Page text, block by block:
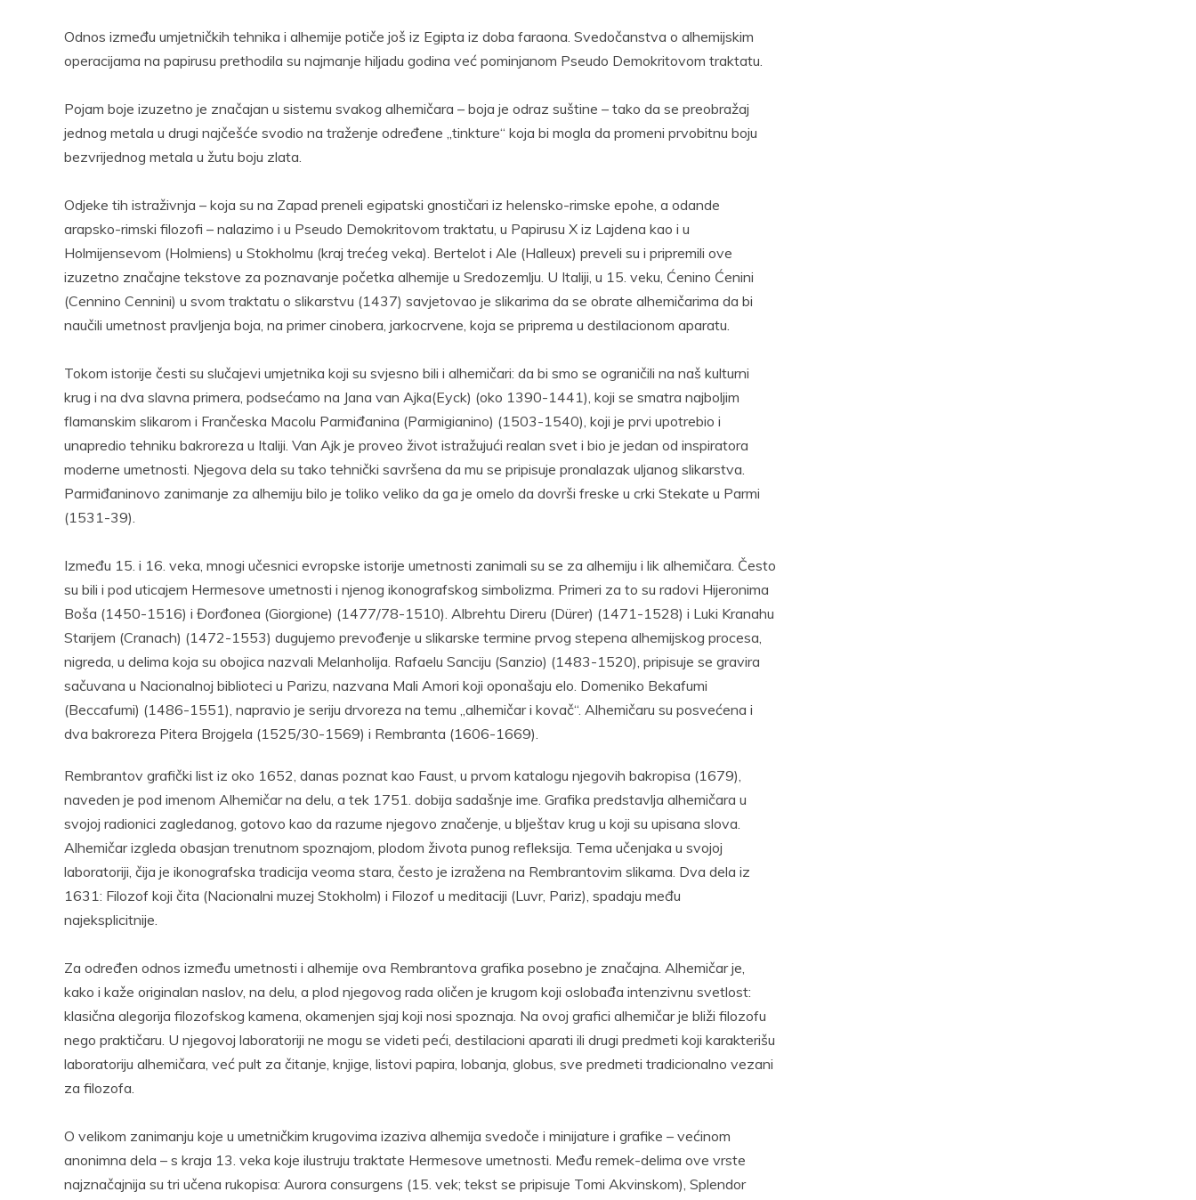
Odnos između umjetničkih tehnika i alhemije potiče još iz Egipta iz doba faraona. Svedočanstva o alhemijskim
operacijama na papirusu prethodila su najmanje hiljadu godina već pominjanom Pseudo Demokritovom traktatu.
Pojam boje izuzetno je značajan u sistemu svakog alhemičara – boja je odraz suštine – tako da se preobražaj
jednog metala u drugi najčešće svodio na traženje određene „tinkture“ koja bi mogla da promeni prvobitnu boju
bezvrijednog metala u žutu boju zlata.
Odjeke tih istraživnja – koja su na Zapad preneli egipatski gnostičari iz helensko-rimske epohe, a odande
arapsko-rimski filozofi – nalazimo i u Pseudo Demokritovom traktatu, u Papirusu X iz Lajdena kao i u
Holmijensevom (Holmiens) u Stokholmu (kraj trećeg veka). Bertelot i Ale (Halleux) preveli su i pripremili ove
izuzetno značajne tekstove za poznavanje početka alhemije u Sredozemlju. U Italiji, u 15. veku, Ćenino Ćenini
(Cennino Cennini) u svom traktatu o slikarstvu (1437) savjetovao je slikarima da se obrate alhemičarima da bi
naučili umetnost pravljenja boja, na primer cinobera, jarkocrvene, koja se priprema u destilacionom aparatu.
Tokom istorije česti su slučajevi umjetnika koji su svjesno bili i alhemičari: da bi smo se ograničili na naš kulturni
krug i na dva slavna primera, podsećamo na Jana van Ajka(Eyck) (oko 1390-1441), koji se smatra najboljim
flamanskim slikarom i Frančeska Macolu Parmiđanina (Parmigianino) (1503-1540), koji je prvi upotrebio i
unapredio tehniku bakroreza u Italiji. Van Ajk je proveo život istražujući realan svet i bio je jedan od inspiratora
moderne umetnosti. Njegova dela su tako tehnički savršena da mu se pripisuje pronalazak uljanog slikarstva.
Parmiđaninovo zanimanje za alhemiju bilo je toliko veliko da ga je omelo da dovrši freske u crki Stekate u Parmi
(1531-39).
Između 15. i 16. veka, mnogi učesnici evropske istorije umetnosti zanimali su se za alhemiju i lik alhemičara. Često
su bili i pod uticajem Hermesove umetnosti i njenog ikonografskog simbolizma. Primeri za to su radovi Hijeronima
Boša (1450-1516) i Đorđonea (Giorgione) (1477/78-1510). Albrehtu Direru (Dürer) (1471-1528) i Luki Kranahu
Starijem (Cranach) (1472-1553) dugujemo prevođenje u slikarske termine prvog stepena alhemijskog procesa,
nigreda, u delima koja su obojica nazvali Melanholija. Rafaelu Sanciju (Sanzio) (1483-1520), pripisuje se gravira
sačuvana u Nacionalnoj biblioteci u Parizu, nazvana Mali Amori koji oponašaju elo. Domeniko Bekafumi
(Beccafumi) (1486-1551), napravio je seriju drvoreza na temu „alhemičar i kovač“. Alhemičaru su posvećena i
dva bakroreza Pitera Brojgela (1525/30-1569) i Rembranta (1606-1669).
Rembrantov grafički list iz oko 1652, danas poznat kao Faust, u prvom katalogu njegovih bakropisa (1679),
naveden je pod imenom Alhemičar na delu, a tek 1751. dobija sadašnje ime. Grafika predstavlja alhemičara u
svojoj radionici zagledanog, gotovo kao da razume njegovo značenje, u blještav krug u koji su upisana slova.
Alhemičar izgleda obasjan trenutnom spoznajom, plodom života punog refleksija. Tema učenjaka u svojoj
laboratoriji, čija je ikonografska tradicija veoma stara, često je izražena na Rembrantovim slikama. Dva dela iz
1631: Filozof koji čita (Nacionalni muzej Stokholm) i Filozof u meditaciji (Luvr, Pariz), spadaju među
najeksplicitnije.
Za određen odnos između umetnosti i alhemije ova Rembrantova grafika posebno je značajna. Alhemičar je,
kako i kaže originalan naslov, na delu, a plod njegovog rada oličen je krugom koji oslobađa intenzivnu svetlost:
klasična alegorija filozofskog kamena, okamenjen sjaj koji nosi spoznaja. Na ovoj grafici alhemičar je bliži filozofu
nego praktičaru. U njegovoj laboratoriji ne mogu se videti peći, destilacioni aparati ili drugi predmeti koji karakterišu
laboratoriju alhemičara, već pult za čitanje, knjige, listovi papira, lobanja, globus, sve predmeti tradicionalno vezani
za filozofa.
O velikom zanimanju koje u umetničkim krugovima izaziva alhemija svedoče i minijature i grafike – većinom
anonimna dela – s kraja 13. veka koje ilustruju traktate Hermesove umetnosti. Među remek-delima ove vrste
najznačajnija su tri učena rukopisa: Aurora consurgens (15. vek; tekst se pripisuje Tomi Akvinskom), Splendor